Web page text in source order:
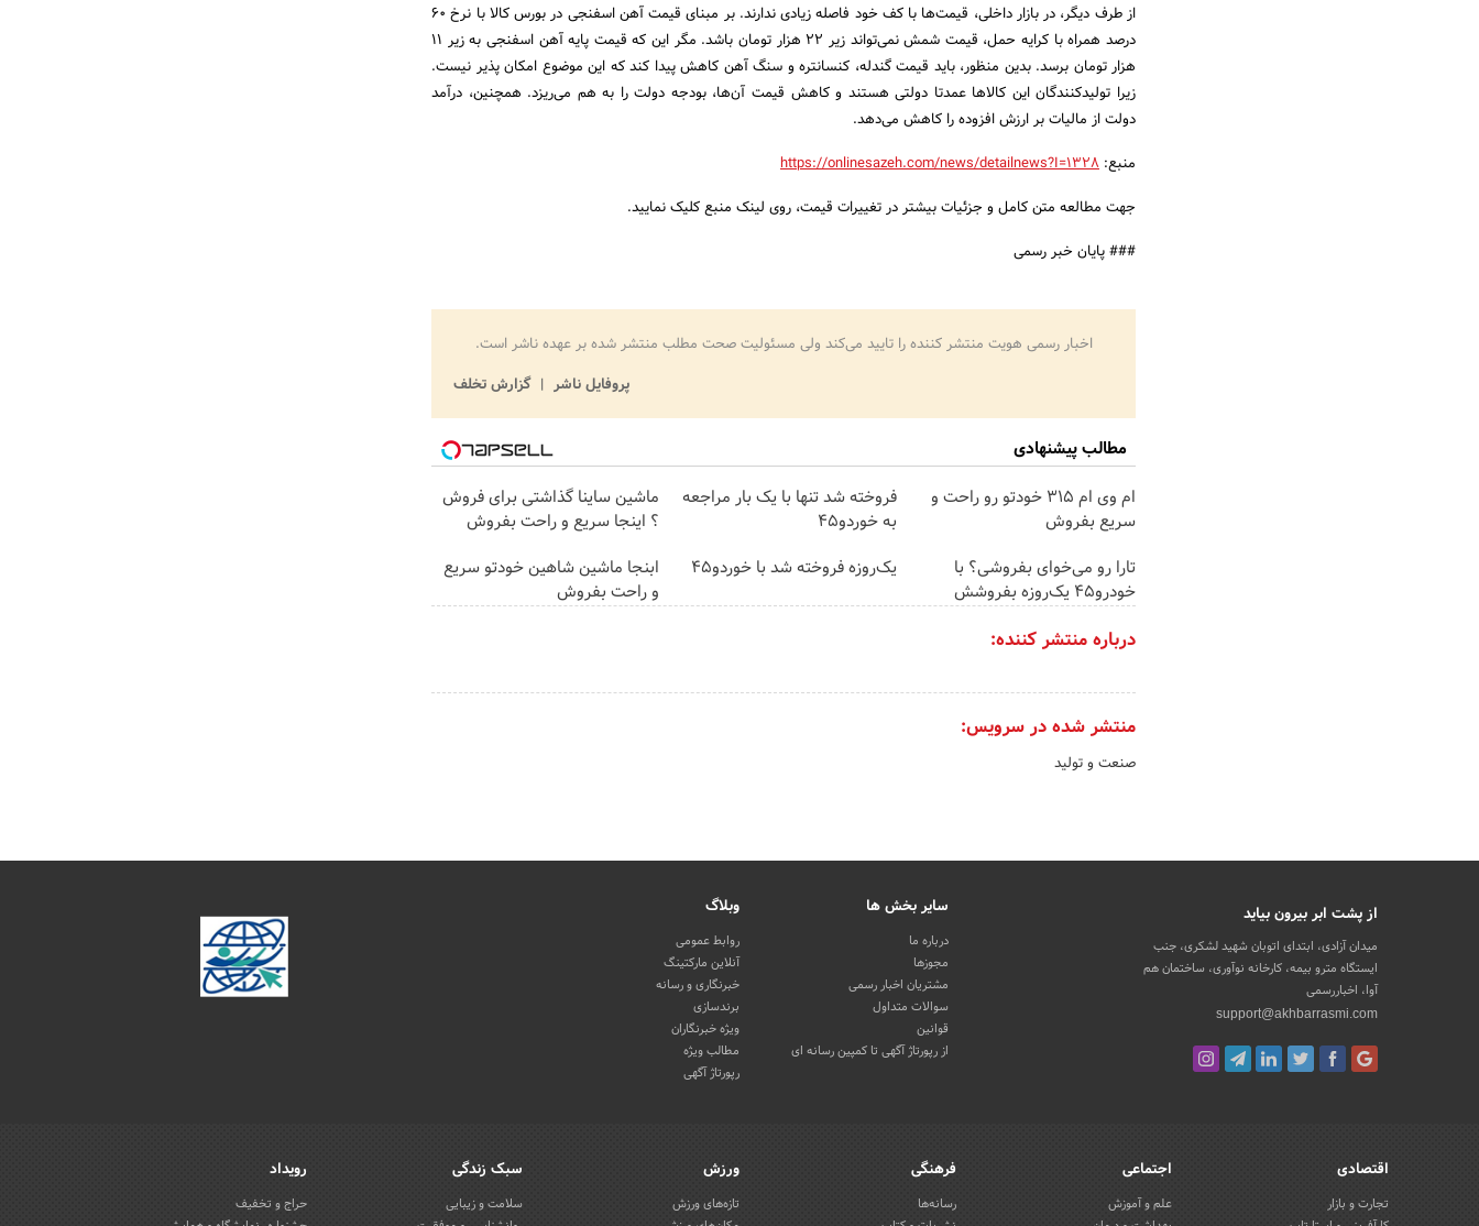
از طرف دیگر، در بازار داخلی، قیمت‌ها با کف خود فاصله زیادی ندارند. بر مبنای قیمت آهن اسفنجی در بورس کالا با نرخ ۶۰
درصد همراه با کرایه حمل، قیمت شمش نمی‌تواند زیر ۲۲ هزار تومان باشد. مگر این که قیمت پایه آهن اسفنجی به زیر ۱۱
هزار تومان برسد. بدین منظور، باید قیمت گندله، کنسانتره و سنگ آهن کاهش پیدا کند که این موضوع امکان پذیر نیست.
زیرا تولیدکنندگان این کالاها عمدتا دولتی هستند و کاهش قیمت آن‌ها، بودجه دولت را به هم می‌ریزد. همچنین، درآمد
دولت از مالیات بر ارزش افزوده را کاهش می‌دهد.
منبع: https://onlinesazeh.com/news/detailnews?I=1328
جهت مطالعه متن کامل و جزئیات بیشتر در تغییرات قیمت، روی لینک منبع کلیک نمایید.
### پایان خبر رسمی
اخبار رسمی هویت منتشر کننده را تایید می‌کند ولی مسئولیت صحت مطلب منتشر شده بر عهده ناشر است.
پروفایل ناشر
گزارش تخلف
مطالب پیشنهادی
ام وی ام 315 خودتو رو راحت و
سریع بفروش
فروخته شد تنها با یک بار مراجعه
به خوردو45
ماشین ساینا گذاشتی برای فروش
؟ اینجا سریع و راحت بفروش
تارا رو می‌خوای بفروشی؟ با
خودرو۴۵ یک‌روزه بفروشش
یک‌روزه فروخته شد با خوردو45
ابنجا ماشین شاهین خودتو سریع
و راحت بفروش
درباره منتشر کننده:
منتشر شده در سرویس:
صنعت و تولید
از پشت ابر بیرون بیاید
میدان آزادی، ابتدای اتوبان شهید لشکری، جنب
ایستگاه مترو بیمه، کارخانه نوآوری، ساختمان هم
آوا، اخباررسمی
support@akhbarrasmi.com
سایر بخش ها
درباره ما
مجوزها
مشتریان اخبار رسمی
سوالات متداول
قوانین
از رپورتاژ آگهی تا کمپین رسانه ای
وبلاگ
روابط عمومی
آنلاین مارکتینگ
خبرنگاری و رسانه
برندسازی
ویژه خبرنگاران
مطالب ویژه
رپورتاژ آگهی
اقتصادی
تجارت و بازار
اجتماعی
علم و آموزش
فرهنگی
رسانه‌ها
ورزش
تازه‌های ورزش
سبک زندگی
سلامت و زیبایی
رویداد
حراج و تخفیف